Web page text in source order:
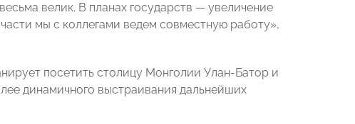
велик. В планах государств — увеличение
мы с коллегами ведем совместную работу»,
посетить столицу Монголии Улан-Батор и
динамичного выстраивания дальнейших